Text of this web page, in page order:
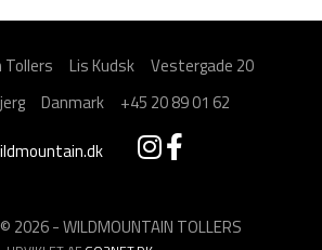
Lis Kudsk
Vestergade 20
Danmark
+45 20 89 01 62
2026 - WILDMOUNTAIN TOLLERS